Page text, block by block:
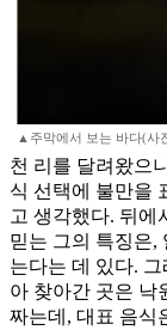
▲주막에서 보는 바다(사
천 리를 달려왔으
식 선택에 불만을
고 생각했다. 뒤에
믿는 그의 특징은,
는다는 데 있다.
아 찾아간 곳은 낙
짜는데, 대표 음식